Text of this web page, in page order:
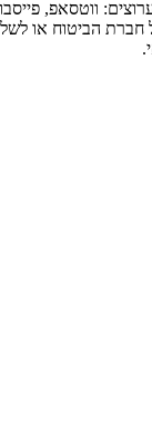
חברת הביטוח או